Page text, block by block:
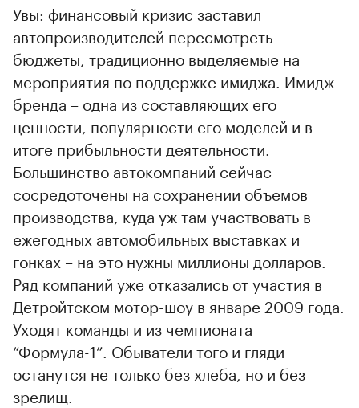
Увы: финансовый кризис заставил
автопроизводителей пересмотреть
бюджеты, традиционно выделяемые на
мероприятия по поддержке имиджа. Имидж
бренда – одна из составляющих его
ценности, популярности его моделей и в
итоге прибыльности деятельности.
Большинство автокомпаний сейчас
сосредоточены на сохранении объемов
производства, куда уж там участвовать в
ежегодных автомобильных выставках и
гонках – на это нужны миллионы долларов.
Ряд компаний уже отказались от участия в
Детройтском мотор-шоу в январе 2009 года.
Уходят команды и из чемпионата
“Формула-1”. Обыватели того и гляди
останутся не только без хлеба, но и без
зрелищ.